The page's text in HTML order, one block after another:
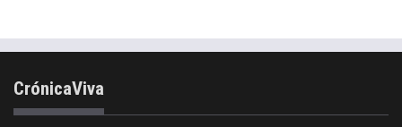
CrónicaViva